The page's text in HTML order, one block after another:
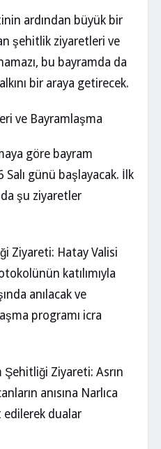
ardından büyük bir
şehitlik ziyaretleri ve
bu bayramda da
bir araya getirecek.
ve Bayramlaşma
göre bayram
Salı günü başlayacak. İlk
şu ziyaretler
Ziyareti: Hatay Valisi
katılımıyla
anılacak ve
programı icra
Şehitliği Ziyareti: Asrın
anısına Narlıca
dualar